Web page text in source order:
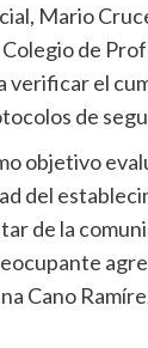
Mario
de
verificar el
de
objetivo
del
de la
Cano